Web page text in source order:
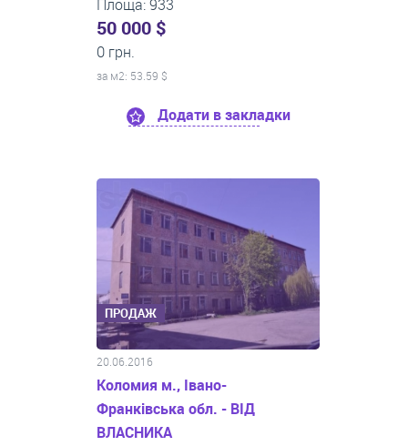
Площа: 933
50 000 $
0 грн.
за м2: 53.59 $
Додати в закладки
ПРОДАЖ
20.06.2016
Коломия м., Івано-
Франківська обл. - ВІД
ВЛАСНИКА